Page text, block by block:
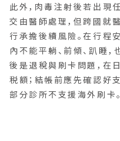
此外，肉毒注射後若出現
交由醫師處理，但跨國就
行承擔後續風險。在行程
內不能平躺、前傾、趴睡
後是退稅與刷卡問題，在
税額；結帳前應先確認好
部分診所不支援海外刷卡。